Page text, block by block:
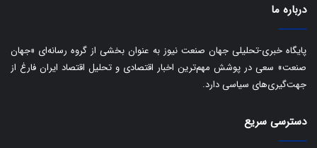
ک
ی
ف
ی
درباره ما
پایگاه خبری-تحلیلی جهان صنعت نیوز به عنوان بخشی از گروه رسانه‌ای «جهان
صنعت» سعی در پوشش مهم‌ترین اخبار اقتصادی و تحلیل اقتصاد ایران فارغ از
جهت‌گیری‌های سیاسی دارد.
دسترسی سریع